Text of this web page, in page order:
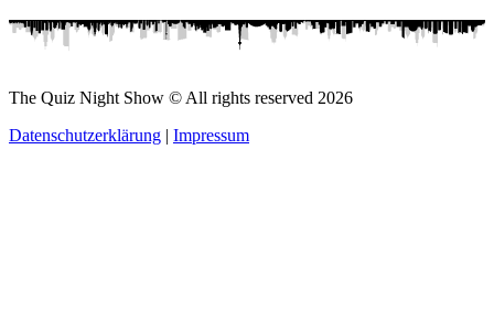
The Quiz Night Show © All rights reserved 2026
Datenschutzerklärung | Impressum